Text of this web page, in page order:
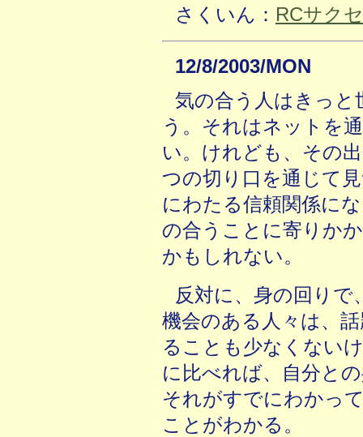
さくいん： RCサク
12/8/2003/MON
気の合う人はきっ
う。それはネットを
い。けれども、その
つの切り口を通じて
にわたる信頼関係に
の合うことに寄りか
かもしれない。
反対に、身の回り
機会のある人々は、
ることも少なくない
に比べれば、自分と
それがすでにわかっ
ことがわかる。